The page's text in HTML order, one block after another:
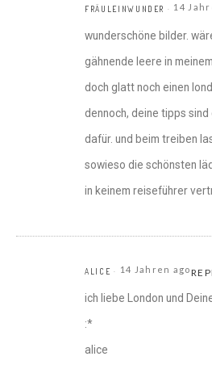
FRÄULEINWUNDER 14
wunderschöne bilder.
gähnende leere in
doch glatt noch einen
dennoch, deine tipps
dafür. und beim treiben
sowieso die schönsten
in keinem reiseführer
ALICE 14 Jahren ago
ich liebe London und
:*
alice